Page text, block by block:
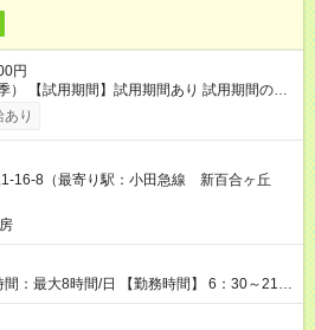
円
間の長
、給与は本採用時と同じです。
り
16-8（最寄り駅：小田急線 新百合ヶ丘
間：最大8時間/日 【勤務時間】 6：30～21：
以上、週1日以上から可 （勤務時間、勤務